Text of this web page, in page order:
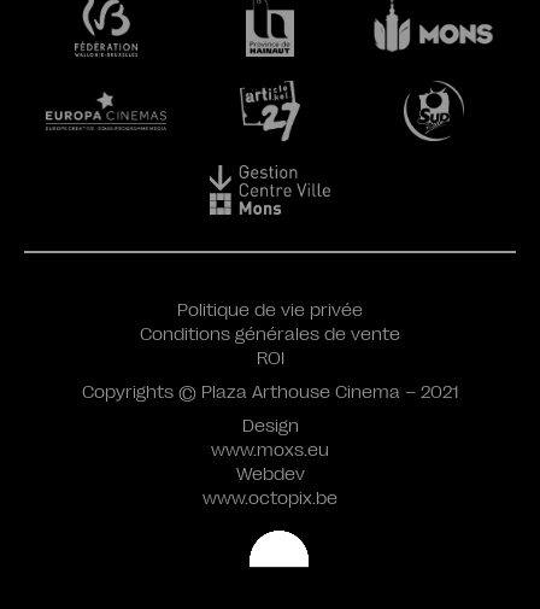
Design
www.moxs.eu
Webdev
www.octopix.be
Politique de vie privée
Conditions générales de vente
ROI
Copyrights © Plaza Arthouse Cinema – 2021